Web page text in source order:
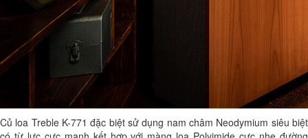
Củ loa Treble K-771 đặc biệt sử dụng nam châm Neodymium siêu biệt